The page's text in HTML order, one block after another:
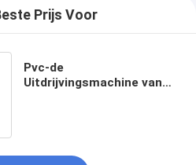
Prijs Voor
Pvc-de
Uitdrijvingsmachine van